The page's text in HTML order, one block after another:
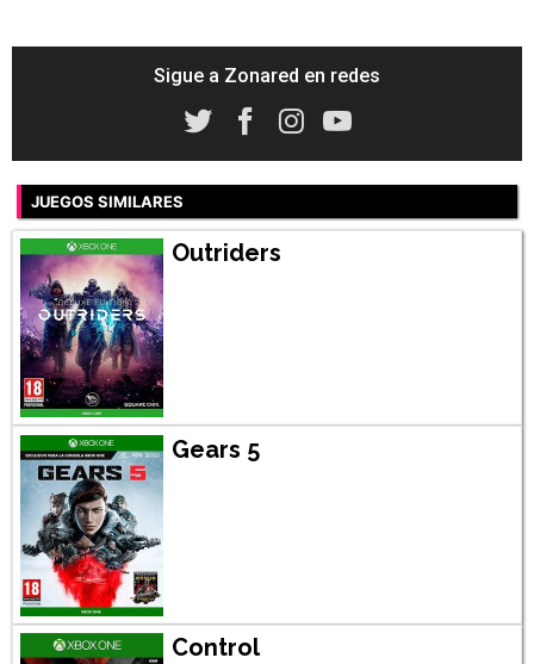
Sigue a Zonared en redes
JUEGOS SIMILARES
Outriders
Gears 5
Control